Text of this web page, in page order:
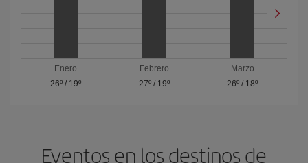
Enero
26º/ 19º
Febrero
27º/ 19º
Marzo
26º / 18º
Eventos en los destinos de